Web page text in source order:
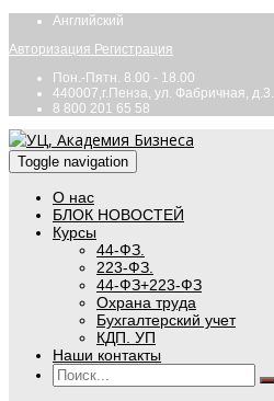
Английский
Авторизация Регистрация
Пон.-Пятн. 8.00 - 18.00
440007,г.Пенза, ул. Фабричная, д.3.
8 800 201 65 58
Toggle navigation
О нас
БЛОК НОВОСТЕЙ
Курсы
44-ФЗ.
223-ФЗ.
44-ФЗ+223-ФЗ
Охрана труда
Бухгалтерский учет
КДП. УП
Наши контакты